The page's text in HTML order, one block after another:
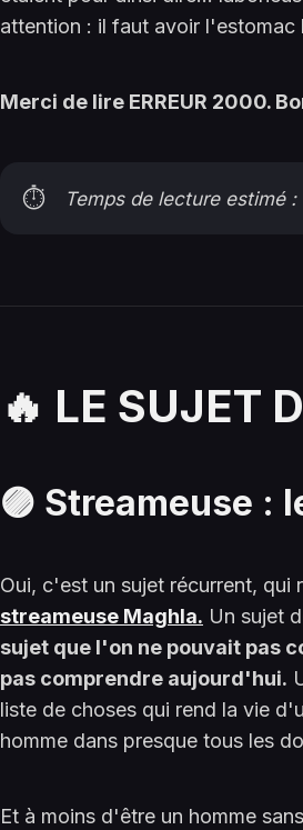
attention : il faut avoir l'estomac
Merci de lire ERREUR 2000.
⏱️ Temps de lecture estimé :
🔥 LE SUJET
🟣 Streameuse :
Oui, c'est un sujet récurrent, qui
streameuse Maghla. Un sujet
sujet que l'on ne pouvait pas
pas comprendre aujourd'hui.
liste de choses qui rend la vie
homme dans presque tous les
Et à moins d'être un homme